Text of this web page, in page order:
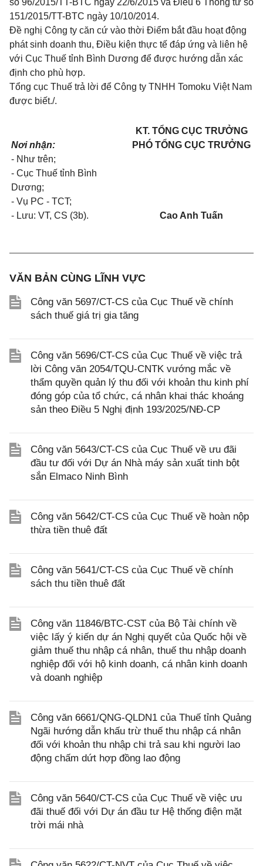
số 96/2015/TT-BTC ngày 22/6/2015 và Điều 6 Thông tư số
151/2015/TT-BTC ngày 10/10/2014.
Đề nghị Công ty căn cứ vào thời Điểm bắt đầu hoạt động
phát sinh doanh thu, Điều kiện thực tế đáp ứng và liên hệ
với Cục Thuế tỉnh Bình Dương để được hướng dẫn xác
định cho phù hợp.
Tổng cục Thuế trả lời để Công ty TNHH Tomoku Việt Nam
được biết./.
Nơi nhận:
- Như trên;
- Cục Thuế tỉnh Bình
Dương;
- Vụ PC - TCT;
- Lưu: VT, CS (3b).
KT. TỔNG CỤC TRƯỞNG
PHÓ TỔNG CỤC TRƯỞNG
Cao Anh Tuấn
VĂN BẢN CÙNG LĨNH VỰC
Công văn 5697/CT-CS của Cục Thuế về chính
sách thuế giá trị gia tăng
Công văn 5696/CT-CS của Cục Thuế về việc trả
lời Công văn 2054/TQU-CNTK vướng mắc về
thẩm quyền quản lý thu đối với khoản thu kinh phí
đóng góp của tổ chức, cá nhân khai thác khoáng
sản theo Điều 5 Nghị định 193/2025/NĐ-CP
Công văn 5643/CT-CS của Cục Thuế về ưu đãi
đầu tư đối với Dự án Nhà máy sản xuất tinh bột
sắn Elmaco Ninh Bình
Công văn 5642/CT-CS của Cục Thuế về hoàn nộp
thừa tiền thuê đất
Công văn 5641/CT-CS của Cục Thuế về chính
sách thu tiền thuê đất
Công văn 11846/BTC-CST của Bộ Tài chính về
việc lấy ý kiến dự án Nghị quyết của Quốc hội về
giảm thuế thu nhập cá nhân, thuế thu nhập doanh
nghiệp đối với hộ kinh doanh, cá nhân kinh doanh
và doanh nghiệp
Công văn 6661/QNG-QLDN1 của Thuế tỉnh Quảng
Ngãi hướng dẫn khấu trừ thuế thu nhập cá nhân
đối với khoản thu nhập chi trả sau khi người lao
động chấm dứt hợp đồng lao động
Công văn 5640/CT-CS của Cục Thuế về việc ưu
đãi thuế đối với Dự án đầu tư Hệ thống điện mặt
trời mái nhà